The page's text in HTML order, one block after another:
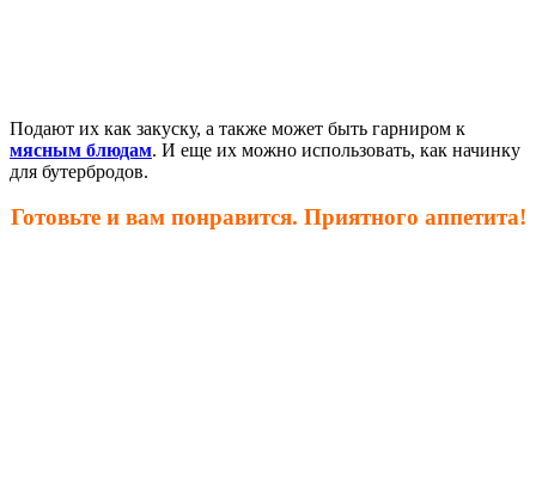
Подают их как закуску, а также может быть гарниром к
мясным блюдам. И еще их можно использовать, как начинку
для бутербродов.
Готовьте и вам понравится. Приятного аппетита!